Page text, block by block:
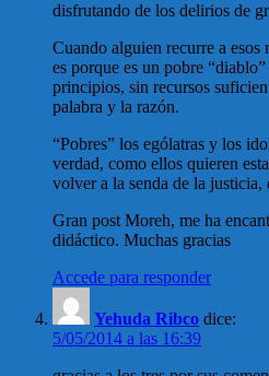
disfrutando de los delirios de
Cuando alguien recurre a
es porque es un pobre
principios, sin recursos
palabra y la razón.
“Pobres” los ególatras y los
verdad, como ellos quieren
volver a la senda de la
Gran post Moreh, me ha
didáctico. Muchas gracias
Accede para responder
Yehuda Ribco dice:
5/05/2014 a las 16:39